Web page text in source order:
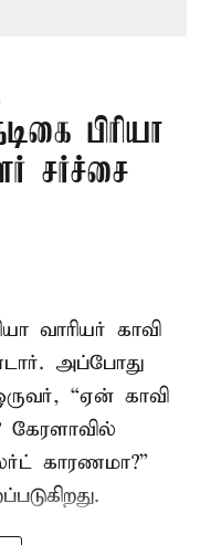
பிரியா
சர்ச்சை
வாரியர் காவி
அப்போது
“ஏன் காவி
காரணமா?”